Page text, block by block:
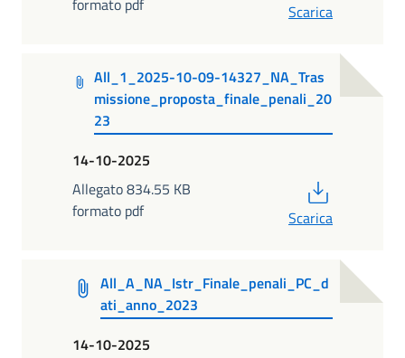
formato pdf
Scarica
All_1_2025-10-09-14327_NA_Tras
missione_proposta_finale_penali_20
23
14-10-2025
Allegato 834.55 KB
formato pdf
Scarica
All_A_NA_Istr_Finale_penali_PC_d
ati_anno_2023
14-10-2025